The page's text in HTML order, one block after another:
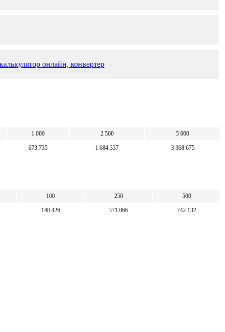
онлайн, конвертер
1 000 2 500 5 000
673.735 1 684.337 3 368.675
100 250 500
148.426 371.066 742.132